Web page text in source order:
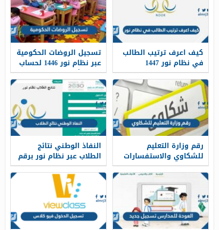
كيف اعرف ترتيب الطالب
في نظام نور 1447
تسجيل الروضات الحكومية
عبر نظام نور 1446 لحساب
ولي الأمر
رقم وزارة التعليم
للشكاوي والاستفسارات
النفاذ الوطني نتائج
الطلاب عبر نظام نور برقم
الهويه 1445